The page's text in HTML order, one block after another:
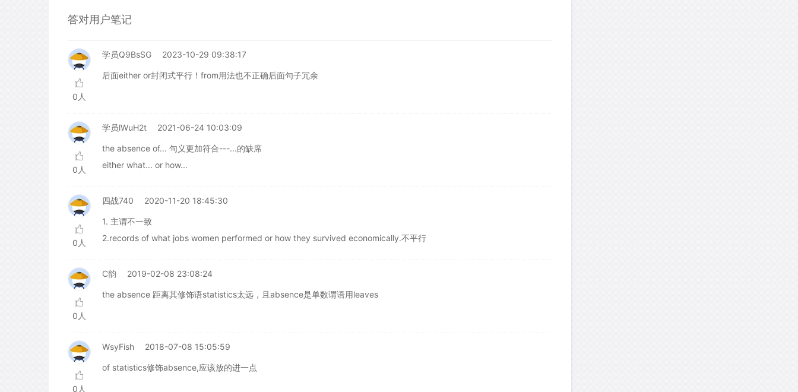
答对用户笔记
0人
学员Q9BsSG 2023-10-29 09:38:17
后面either or封闭式平行！from用法也不正确后面句子冗余
0人
学员lWuH2t 2021-06-24 10:03:09
the absence of... 句义更加符合---...的缺席
either what... or how...
0人
四战740 2020-11-20 18:45:30
1. 主谓不一致
2.records of what jobs women performed or how they survived economically.不平行
0人
C韵 2019-02-08 23:08:24
the absence 距离其修饰语statistics太远，且absence是单数谓语用leaves
0人
WsyFish 2018-07-08 15:05:59
of statistics修饰absence,应该放的进一点